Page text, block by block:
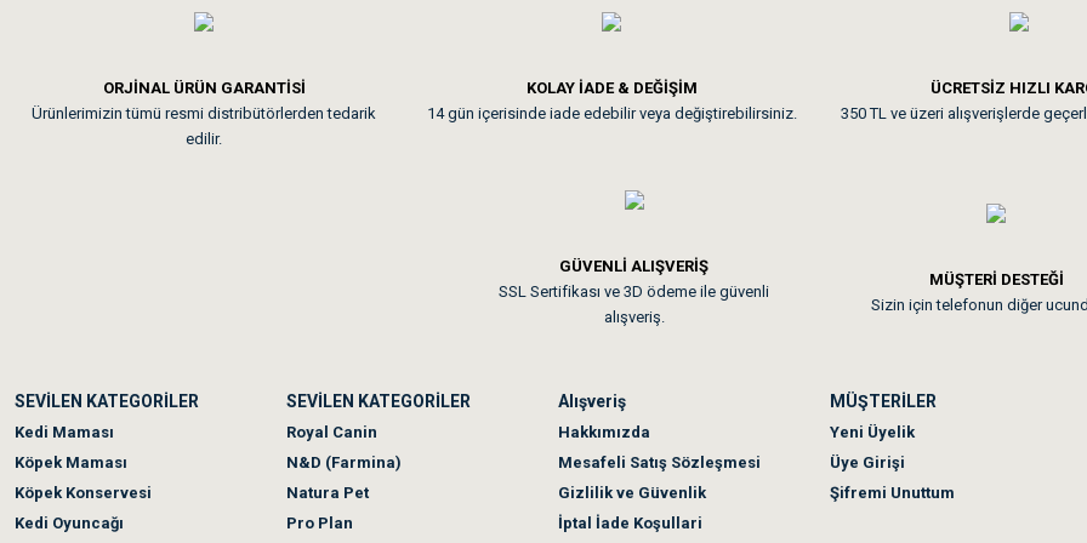
Kedilerim beğeniyorlar. Memnunuz. Uygun fiyatta olması iyi.
Akşam verdiğim sipariş bir sonraki gün elime ulaştı. Jack russell köpeğim severek yedi. Tüy
ORJİNAL ÜRÜN GARANTİSİ
Ürünlerimizin tümü resmi distribütörlerden tedarik
edilir.
KOLAY İADE & DEĞİŞİM
14 gün içerisinde iade edebilir veya değiştirebilirsiniz.
ÜCRETSİZ HIZLI
350 TL ve üzeri alışverişlerde
GÜVENLİ ALIŞVERİŞ
SSL Sertifikası ve 3D ödeme ile güvenli
alışveriş.
MÜŞTERİ DESTEĞİ
Sizin için telefonun diğer
SEVİLEN KATEGORİLER
Kedi Maması
Köpek Maması
Köpek Konservesi
Kedi Oyuncağı
SEVİLEN KATEGORİLER
Royal Canin
N&D (Farmina)
Natura Pet
Pro Plan
Alışveriş
Hakkımızda
Mesafeli Satış Sözleşmesi
Gizlilik ve Güvenlik
İptal İade Koşullari
MÜŞTERİLER
Yeni Üyelik
Üye Girişi
Şifremi Unuttum